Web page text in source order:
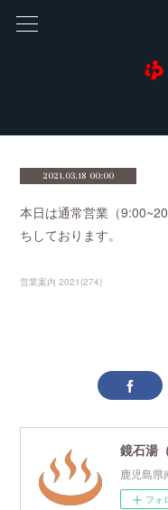
2021.03.18 00:00
本日は通常営業（
ちしております。
営業案内 2021 (274)
鹿児島
フォ